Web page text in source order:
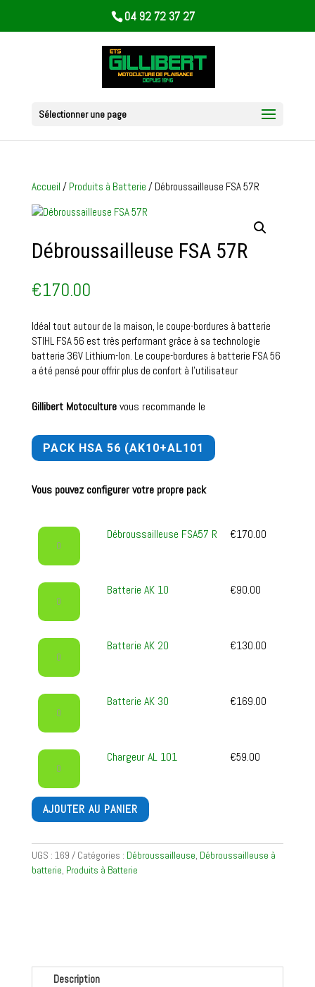
04 92 72 37 27
Sélectionner une page
Accueil / Produits à Batterie / Débroussailleuse FSA 57R
Débroussailleuse FSA 57R
€170.00
Idéal tout autour de la maison, le coupe-bordures à batterie
STIHL FSA 56 est très performant grâce à sa technologie
batterie 36V Lithium-Ion. Le coupe-bordures à batterie FSA 56
a été pensé pour offrir plus de confort à l’utilisateur
Gillibert Motoculturevous recommande le
PACK HSA 56 (AK10+AL101
Vous pouvez configurer votre propre pack
quantité
Débroussailleuse
R
Débroussailleuse FSA57 R €170.00
quantité
Batterie
10
Batterie AK 10 €90.00
quantité
Batterie
20
Batterie AK 20 €130.00
quantité
Batterie
30
Batterie AK 30 €169.00
quantité
Chargeur
AL
101
Chargeur AL 101 €59.00
AJOUTER AU PANIER
UGS : 169 Catégories : Débroussailleuse, Débroussailleuse à
batterie, Produits à Batterie
Description